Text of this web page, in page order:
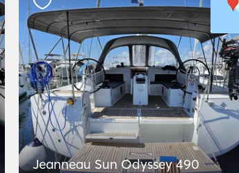
Jeanneau Sun Odyssey 490